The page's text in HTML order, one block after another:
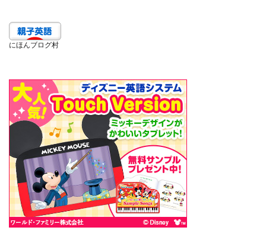
にほんブログ村